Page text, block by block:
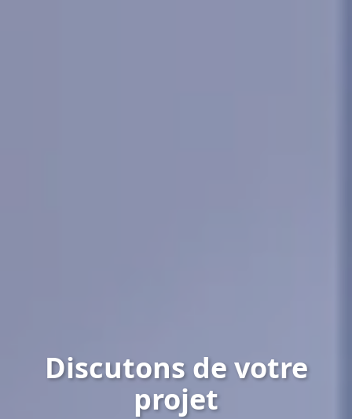
Discutons de votre
projet